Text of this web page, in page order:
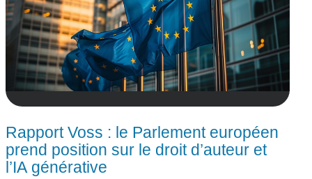
Rapport Voss : le Parlement européen
prend position sur le droit d’auteur et
l’IA générative